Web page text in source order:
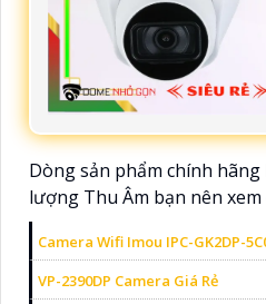
Dòng sản phẩm chính
lượng Thu Âm bạn nên xem
Camera Wifi Imou IPC-GK2DP-
VP-2390DP Camera Giá Rẻ